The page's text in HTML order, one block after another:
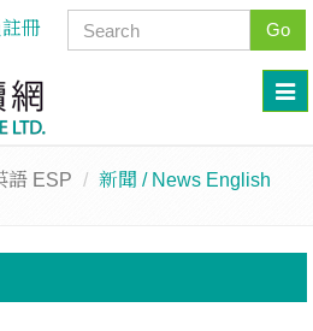
Go
冊
語 ESP 新聞 / News English